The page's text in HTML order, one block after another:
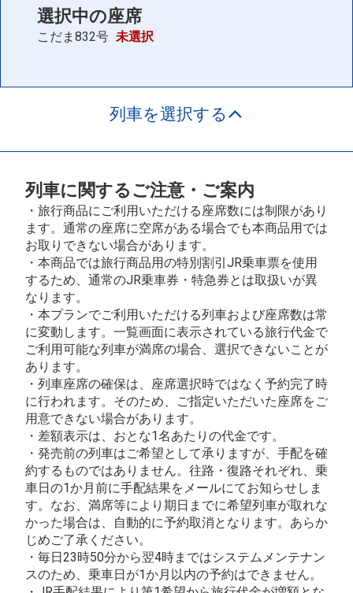
選択中の座席
こだま832号 未選択
列車を選択する
列車に関するご注意・ご案内
・旅行商品にご利用いただける座席数には制限があり
ます。通常の座席に空席がある場合でも本商品用では
お取りできない場合があります。
・本商品では旅行商品用の特別割引JR乗車票を使用
するため、通常のJR乗車券・特急券とは取扱いが異
なります。
・本プランでご利用いただける列車および座席数は常
に変動します。一覧画面に表示されている旅行代金で
ご利用可能な列車が満席の場合、選択できないことが
あります。
・列車座席の確保は、座席選択時ではなく予約完了時
に行われます。そのため、ご指定いただいた座席をご
用意できない場合があります。
・差額表示は、おとな1名あたりの代金です。
・発売前の列車はご希望として承りますが、手配を確
約するものではありません。往路・復路それぞれ、乗
車日の1か月前に手配結果をメールにてお知らせしま
す。なお、満席等により期日までに希望列車が取れな
かった場合は、自動的に予約取消となります。あらか
じめご了承ください。
・毎日23時50分から翌4時まではシステムメンテナン
スのため、乗車日が1か月以内の予約はできません。